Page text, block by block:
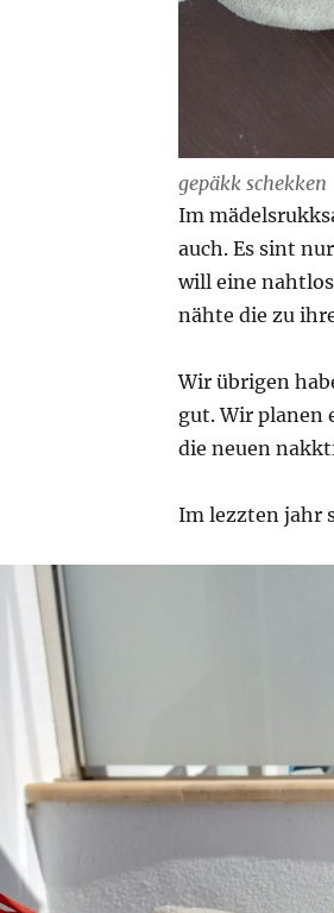
gepäkk schekken
Im
auch. Es sint
will eine
nähte die zu
Wir übrigen
gut. Wir planen
die neuen
Im lezzten jahr